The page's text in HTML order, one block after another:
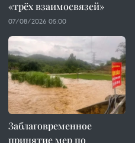
«трёх взаимосвязей»
07/08/2026 05:00
Заблаговременное
принятие мер по